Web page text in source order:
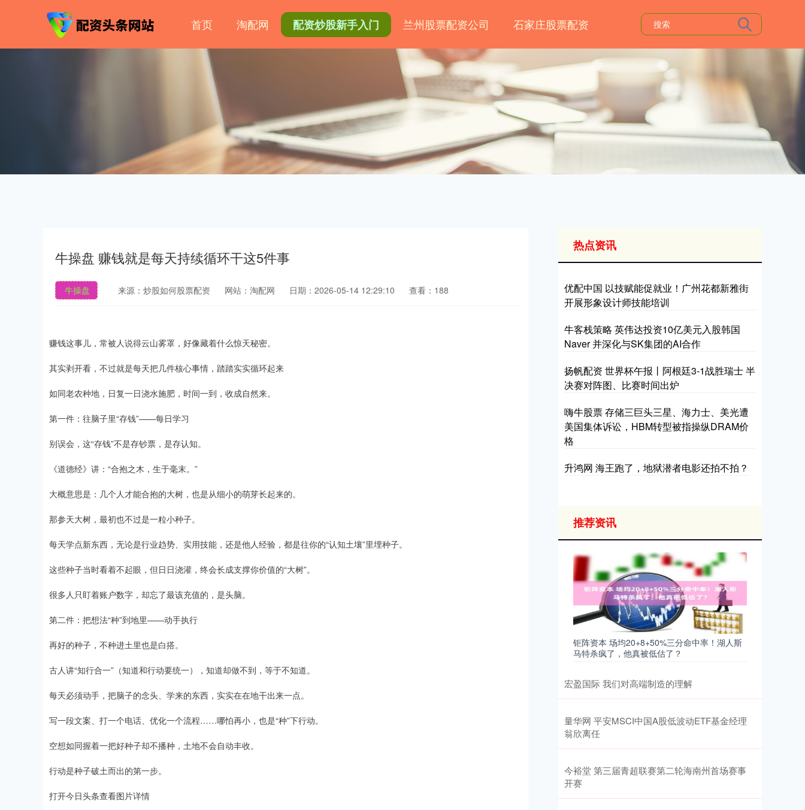
首页 淘配网 配资炒股新手入门 兰州股票配资公司 石家庄股票配资
牛操盘 赚钱就是每天持续循环干这5件事
牛操盘 来源：炒股如何股票配资 网站：淘配网 日期：2026-05-14 12:29:10 查看：188
赚钱这事儿，常被人说得云山雾罩，好像藏着什么惊天秘密。
其实剥开看，不过就是每天把几件核心事情，踏踏实实循环起来
如同老农种地，日复一日浇水施肥，时间一到，收成自然来。
第一件：往脑子里“存钱”——每日学习
别误会，这“存钱”不是存钞票，是存认知。
《道德经》讲：“合抱之木，生于毫末。”
大概意思是：几个人才能合抱的大树，也是从细小的萌芽长起来的。
那参天大树，最初也不过是一粒小种子。
每天学点新东西，无论是行业趋势、实用技能，还是他人经验，都是往你的“认知土壤”里埋种子。
这些种子当时看着不起眼，但日日浇灌，终会长成支撑你价值的“大树”。
很多人只盯着账户数字，却忘了最该充值的，是头脑。
第二件：把想法“种”到地里——动手执行
再好的种子，不种进土里也是白搭。
古人讲“知行合一”（知道和行动要统一），知道却做不到，等于不知道。
每天必须动手，把脑子的念头、学来的东西，实实在在地干出来一点。
写一段文案、打一个电话、优化一个流程……哪怕再小，也是“种”下行动。
空想如同握着一把好种子却不播种，土地不会自动丰收。
行动是种子破土而出的第一步。
打开今日头条查看图片详情
热点资讯
优配中国 以技赋能促就业！广州花都新雅街
开展形象设计师技能培训
牛客栈策略 英伟达投资10亿美元入股韩国
Naver 并深化与SK集团的AI合作
扬帆配资 世界杯午报丨阿根廷3-1战胜瑞士 半
决赛对阵图、比赛时间出炉
嗨牛股票 存储三巨头三星、海力士、美光遭
美国集体诉讼，HBM转型被指操纵DRAM价
格
升鸿网 海王跑了，地狱潜者电影还拍不拍？
推荐资讯
钜阵资本 场均20+8+50%三分命中率！湖人斯
马特杀疯了，他真被低估了？
宏盈国际 我们对高端制造的理解
量华网 平安MSCI中国A股低波动ETF基金经理
翁欣离任
今裕堂 第三届青超联赛第二轮海南州首场赛事
开赛